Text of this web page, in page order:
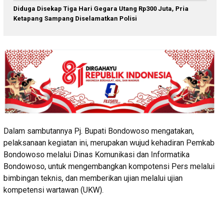
Diduga Disekap Tiga Hari Gegara Utang Rp300 Juta, Pria
Ketapang Sampang Diselamatkan Polisi
Dalam sambutannya Pj. Bupati Bondowoso mengatakan,
pelaksanaan kegiatan ini, merupakan wujud kehadiran Pemkab
Bondowoso melalui Dinas Komunikasi dan Informatika
Bondowoso, untuk mengembangkan kompotensi Pers melalui
bimbingan teknis, dan memberikan ujian melalui ujian
kompetensi wartawan (UKW).